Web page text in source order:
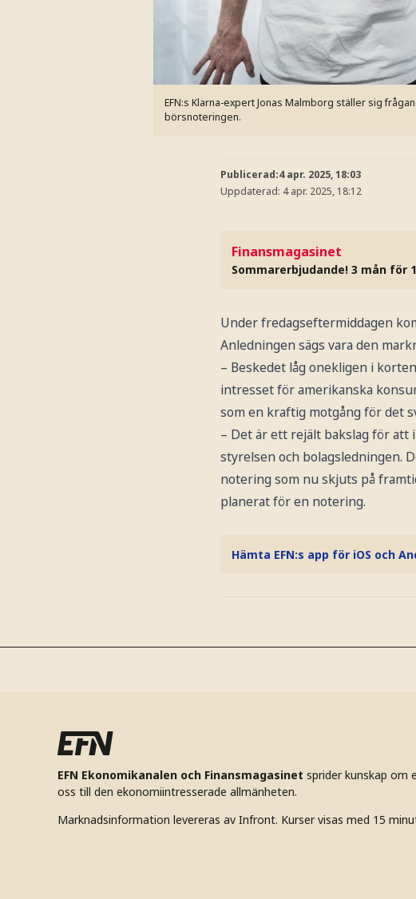
EFN:s Klarna-expert Jonas Malmborg ställer sig
börsnoteringen.
Publicerad:4 apr. 2025, 18:03
Uppdaterad: 4 apr. 2025, 18:12
Finansmagasinet
Sommarerbjudande! 3 mån för
Under fredagseftermiddagen
Anledningen sägs vara den
– Beskedet låg onekligen i
intresset för amerikanska
som en kraftig motgång för det
– Det är ett rejält bakslag för att
styrelsen och bolagsledningen.
notering som nu skjuts på
planerat för en notering.
Hämta EFN:s app för iOS och
EFN Ekonomikanalen och Finansmagasinet sprider kunskap om
oss till den ekonomiintresserade allmänheten.
Marknadsinformation levereras av Infront. Kurser visas med 15